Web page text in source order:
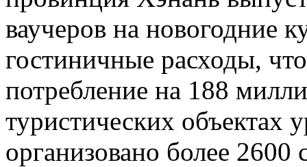
ваучеров на новогодние
гостиничные расходы,
потребление на 188
туристических
организовано более 2600